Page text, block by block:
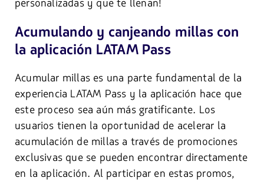
personalizadas y que te llenan!
Acumulando y canjeando millas con
la aplicación LATAM Pass
Acumular millas es una parte fundamental de la
experiencia LATAM Pass y la aplicación hace que
este proceso sea aún más gratificante. Los
usuarios tienen la oportunidad de acelerar la
acumulación de millas a través de promociones
exclusivas que se pueden encontrar directamente
en la aplicación. Al participar en estas promos,